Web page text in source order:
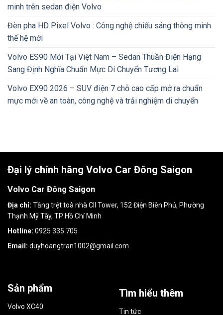
minh trên sedan điện Volvo
Đèn pha HD Pixel Volvo : Công nghệ chiếu sáng thông minh
thế hệ mới
Volvo ES90 Mới Tại Việt Nam – Sedan Thuần Điện Hạng
Sang Định Nghĩa Chuẩn Mực Di Chuyển Tương Lai
Volvo EX90 2026 – SUV điện 7 chỗ cao cấp mở ra chuẩn
mực mới về an toàn, công nghệ và trải nghiệm di chuyển
Đại lý chính hãng Volvo Car Đông Saigon
Volvo Car Đông Saigon
Địa chỉ: Tầng trệt toà nhà CII Tower, 152 Điện Biên Phủ, Phường
Thạnh Mỹ Tây, TP Hồ Chí Minh
Hotline: 0925 335 705
Email: duyhoangtran1002@gmail.com
Sản phẩm
Volvo XC40
Tìm hiểu thêm
Tin tức